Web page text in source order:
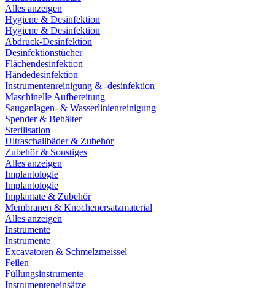
Alles anzeigen
Hygiene & Desinfektion
Hygiene & Desinfektion
Abdruck-Desinfektion
Desinfektionstücher
Flächendesinfektion
Händedesinfektion
Instrumentenreinigung & -desinfektion
Maschinelle Aufbereitung
Sauganlagen- & Wasserlinienreinigung
Spender & Behälter
Sterilisation
Ultraschallbäder & Zubehör
Zubehör & Sonstiges
Alles anzeigen
Implantologie
Implantologie
Implantate & Zubehör
Membranen & Knochenersatzmaterial
Alles anzeigen
Instrumente
Instrumente
Excavatoren & Schmelzmeissel
Feilen
Füllungsinstrumente
Instrumenteneinsätze